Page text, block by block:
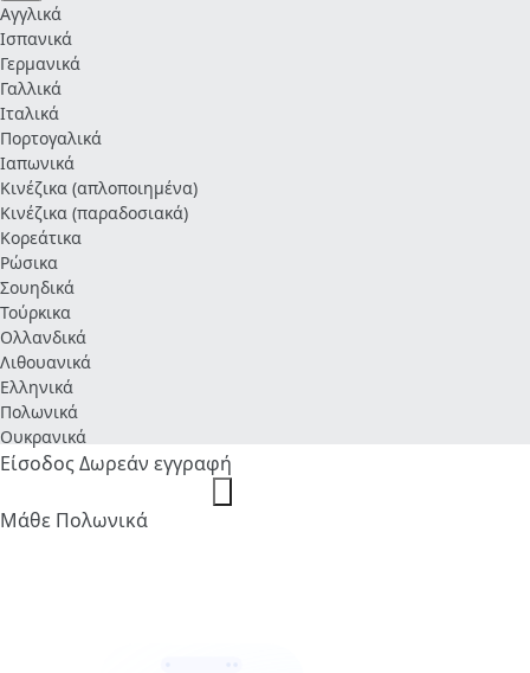
Αγγλικά
Ισπανικά
Γερμανικά
Γαλλικά
Ιταλικά
Πορτογαλικά
Ιαπωνικά
Κινέζικα (απλοποιημένα)
Κινέζικα (παραδοσιακά)
Κορεάτικα
Ρώσικα
Σουηδικά
Τούρκικα
Ολλανδικά
Λιθουανικά
Ελληνικά
Πολωνικά
Ουκρανικά
ΕίσοδοςΔωρεάν εγγραφή
Μάθε Πολωνικά